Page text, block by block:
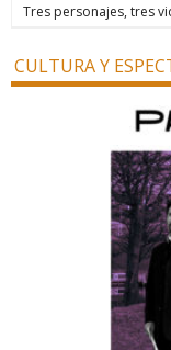
Tres personajes, tres
CULTURA Y